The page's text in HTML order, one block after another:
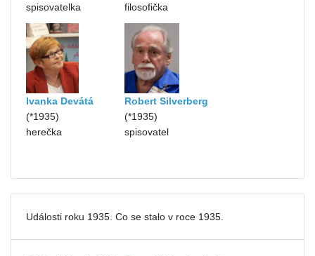
spisovatelka
filosofička
Ivanka Devátá
(*1935)
herečka
Robert Silverberg
(*1935)
spisovatel
Události roku 1935. Co se stalo v roce 1935.